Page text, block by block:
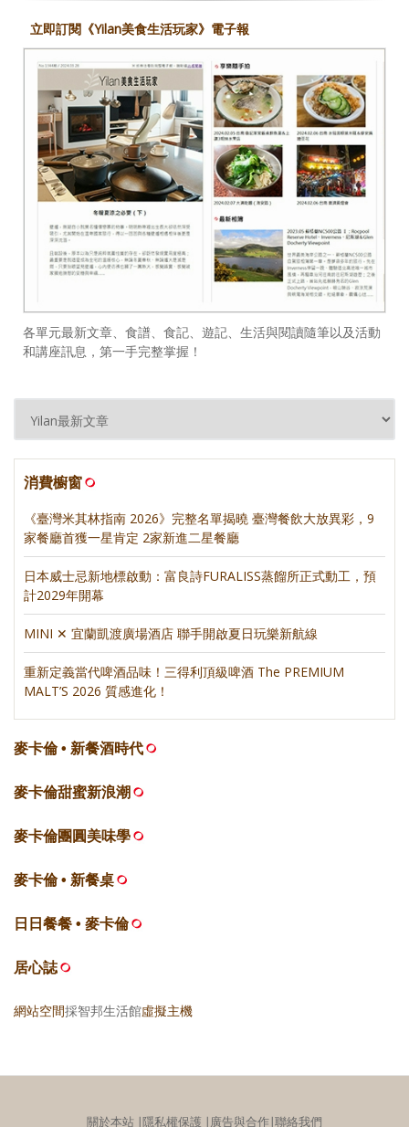
立即訂閱《Yilan美食生活玩家》電子報
各單元最新文章、食譜、食記、遊記、生活與閱讀隨筆以及活動
和講座訊息，第一手完整掌握！
消費櫥窗
《臺灣米其林指南 2026》完整名單揭曉 臺灣餐飲大放異彩，9
家餐廳首獲一星肯定 2家新進二星餐廳
日本威士忌新地標啟動：富良詩FURALISS蒸餾所正式動工，預
計2029年開幕
MINI ✕ 宜蘭凱渡廣場酒店 聯手開啟夏日玩樂新航線
重新定義當代啤酒品味！三得利頂級啤酒 The PREMIUM
MALT’S 2026 質感進化！
麥卡倫 • 新餐酒時代
麥卡倫甜蜜新浪潮
麥卡倫團圓美味學
麥卡倫 • 新餐桌
日日餐餐 • 麥卡倫
居心誌
網站空間採智邦生活館虛擬主機
關於本站 ∣隱私權保護 ∣廣告與合作∣聯絡我們